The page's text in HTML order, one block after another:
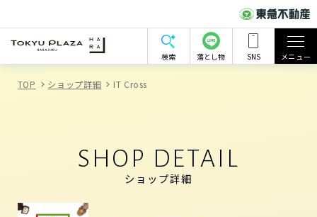
検索 落とし物 SNS メニュー
TOP ショップ詳細 IT Cross
SHOP DETAIL
ショップ詳細